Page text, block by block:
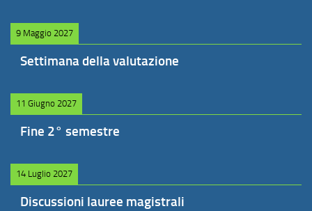
9 Maggio 2027
Settimana della valutazione
11 Giugno 2027
Fine 2° semestre
14 Luglio 2027
Discussioni lauree magistrali